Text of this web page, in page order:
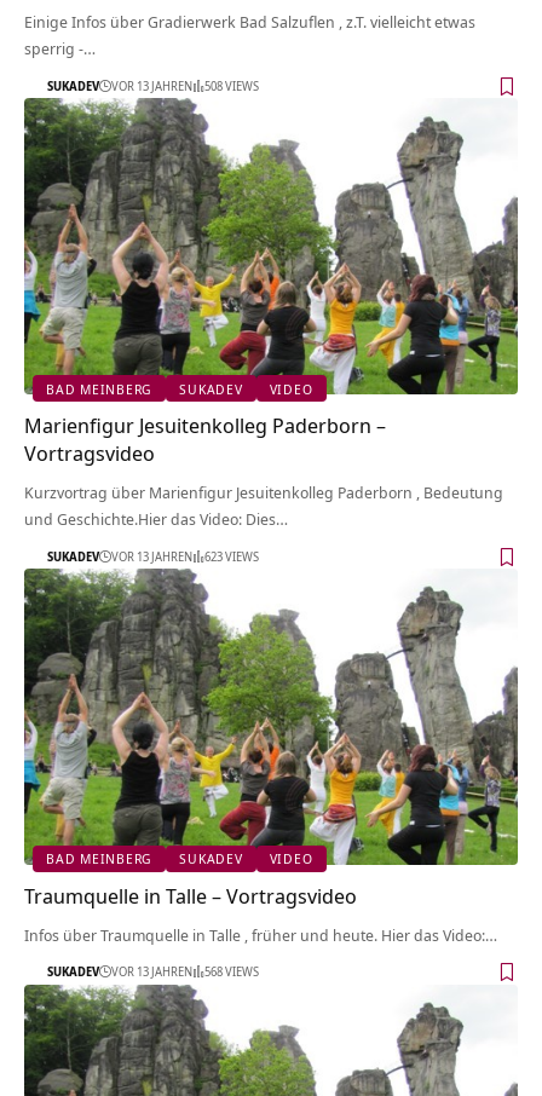
Einige Infos über Gradierwerk Bad Salzuflen‏‎ , z.T. vielleicht etwas
sperrig -…
SUKADEV VOR 13 JAHREN 508 VIEWS
BAD MEINBERG SUKADEV VIDEO
Marienfigur Jesuitenkolleg Paderborn‏‎ –
Vortragsvideo
Kurzvortrag über Marienfigur Jesuitenkolleg Paderborn‏‎ , Bedeutung
und Geschichte.Hier das Video: Dies…
SUKADEV VOR 13 JAHREN 623 VIEWS
BAD MEINBERG SUKADEV VIDEO
Traumquelle in Talle‏‎ – Vortragsvideo
Infos über Traumquelle in Talle‏‎ , früher und heute. Hier das Video:…
SUKADEV VOR 13 JAHREN 568 VIEWS